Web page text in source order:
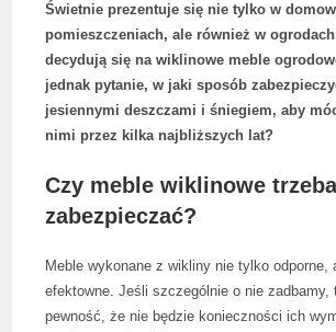
Świetnie prezentuje się nie tylko w
pomieszczeniach, ale również w
decydują się na wiklinowe meble
jednak pytanie, w jaki sposób
jesiennymi deszczami i śniegiem, aby
nimi przez kilka najbliższych lat?
Czy meble wiklinowe
zabezpieczać?
Meble wykonane z wikliny nie tylko odporne,
efektowne. Jeśli szczególnie o nie zadbamy,
pewność, że nie będzie konieczności ich